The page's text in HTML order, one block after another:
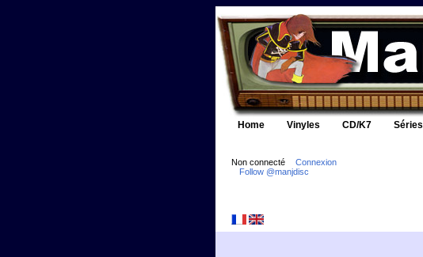
Home Vinyles CD/K7 Séries
Non connecté
Connexion
Follow @manjdisc